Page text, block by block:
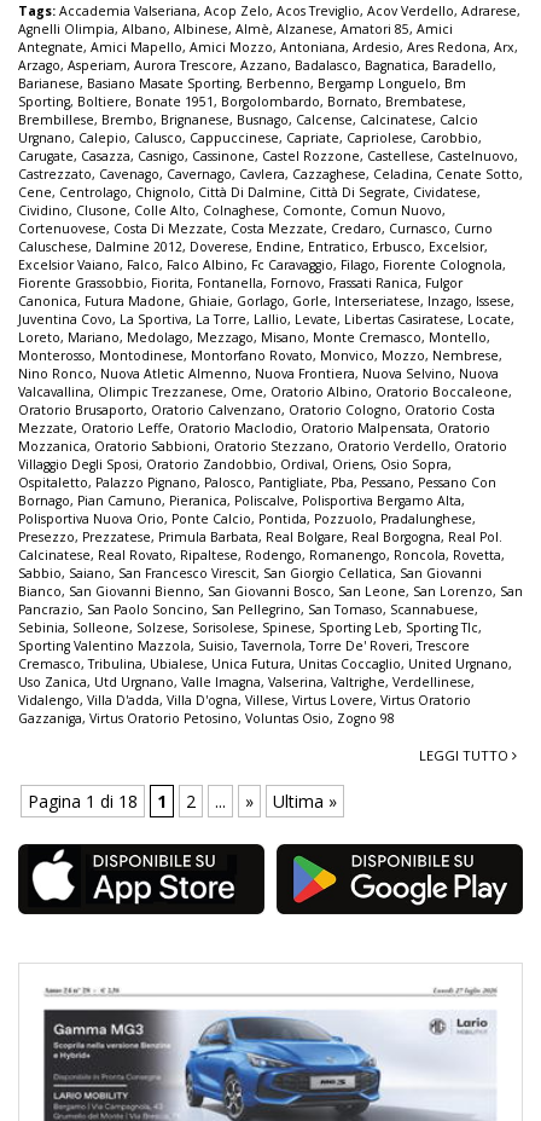
Tags: Accademia Valseriana, Acop Zelo, Acos Treviglio, Acov Verdello, Adrarese,
Agnelli Olimpia, Albano, Albinese, Almè, Alzanese, Amatori 85, Amici
Antegnate, Amici Mapello, Amici Mozzo, Antoniana, Ardesio, Ares Redona, Arx,
Arzago, Asperiam, Aurora Trescore, Azzano, Badalasco, Bagnatica, Baradello,
Barianese, Basiano Masate Sporting, Berbenno, Bergamp Longuelo, Bm
Sporting, Boltiere, Bonate 1951, Borgolombardo, Bornato, Brembatese,
Brembillese, Brembo, Brignanese, Busnago, Calcense, Calcinatese, Calcio
Urgnano, Calepio, Calusco, Cappuccinese, Capriate, Capriolese, Carobbio,
Carugate, Casazza, Casnigo, Cassinone, Castel Rozzone, Castellese, Castelnuovo,
Castrezzato, Cavenago, Cavernago, Cavlera, Cazzaghese, Celadina, Cenate Sotto,
Cene, Centrolago, Chignolo, Città Di Dalmine, Città Di Segrate, Cividatese,
Cividino, Clusone, Colle Alto, Colnaghese, Comonte, Comun Nuovo,
Cortenuovese, Costa Di Mezzate, Costa Mezzate, Credaro, Curnasco, Curno
Caluschese, Dalmine 2012, Doverese, Endine, Entratico, Erbusco, Excelsior,
Excelsior Vaiano, Falco, Falco Albino, Fc Caravaggio, Filago, Fiorente Colognola,
Fiorente Grassobbio, Fiorita, Fontanella, Fornovo, Frassati Ranica, Fulgor
Canonica, Futura Madone, Ghiaie, Gorlago, Gorle, Interseriatese, Inzago, Issese,
Juventina Covo, La Sportiva, La Torre, Lallio, Levate, Libertas Casiratese, Locate,
Loreto, Mariano, Medolago, Mezzago, Misano, Monte Cremasco, Montello,
Monterosso, Montodinese, Montorfano Rovato, Monvico, Mozzo, Nembrese,
Nino Ronco, Nuova Atletic Almenno, Nuova Frontiera, Nuova Selvino, Nuova
Valcavallina, Olimpic Trezzanese, Ome, Oratorio Albino, Oratorio Boccaleone,
Oratorio Brusaporto, Oratorio Calvenzano, Oratorio Cologno, Oratorio Costa
Mezzate, Oratorio Leffe, Oratorio Maclodio, Oratorio Malpensata, Oratorio
Mozzanica, Oratorio Sabbioni, Oratorio Stezzano, Oratorio Verdello, Oratorio
Villaggio Degli Sposi, Oratorio Zandobbio, Ordival, Oriens, Osio Sopra,
Ospitaletto, Palazzo Pignano, Palosco, Pantigliate, Pba, Pessano, Pessano Con
Bornago, Pian Camuno, Pieranica, Poliscalve, Polisportiva Bergamo Alta,
Polisportiva Nuova Orio, Ponte Calcio, Pontida, Pozzuolo, Pradalunghese,
Presezzo, Prezzatese, Primula Barbata, Real Bolgare, Real Borgogna, Real Pol.
Calcinatese, Real Rovato, Ripaltese, Rodengo, Romanengo, Roncola, Rovetta,
Sabbio, Saiano, San Francesco Virescit, San Giorgio Cellatica, San Giovanni
Bianco, San Giovanni Bienno, San Giovanni Bosco, San Leone, San Lorenzo, San
Pancrazio, San Paolo Soncino, San Pellegrino, San Tomaso, Scannabuese,
Sebinia, Solleone, Solzese, Sorisolese, Spinese, Sporting Leb, Sporting Tlc,
Sporting Valentino Mazzola, Suisio,Tavernola,Torre De' Roveri,Trescore
Cremasco,Tribulina, Ubialese, Unica Futura, Unitas Coccaglio, United Urgnano,
Uso Zanica, Utd Urgnano, Valle Imagna, Valserina, Valtrighe, Verdellinese,
Vidalengo, Villa D'adda, Villa D'ogna, Villese, Virtus Lovere, Virtus Oratorio
Gazzaniga, Virtus Oratorio Petosino, Voluntas Osio, Zogno 98
LEGGI TUTTO
Pagina 1 di 18 1 2 ... » Ultima »